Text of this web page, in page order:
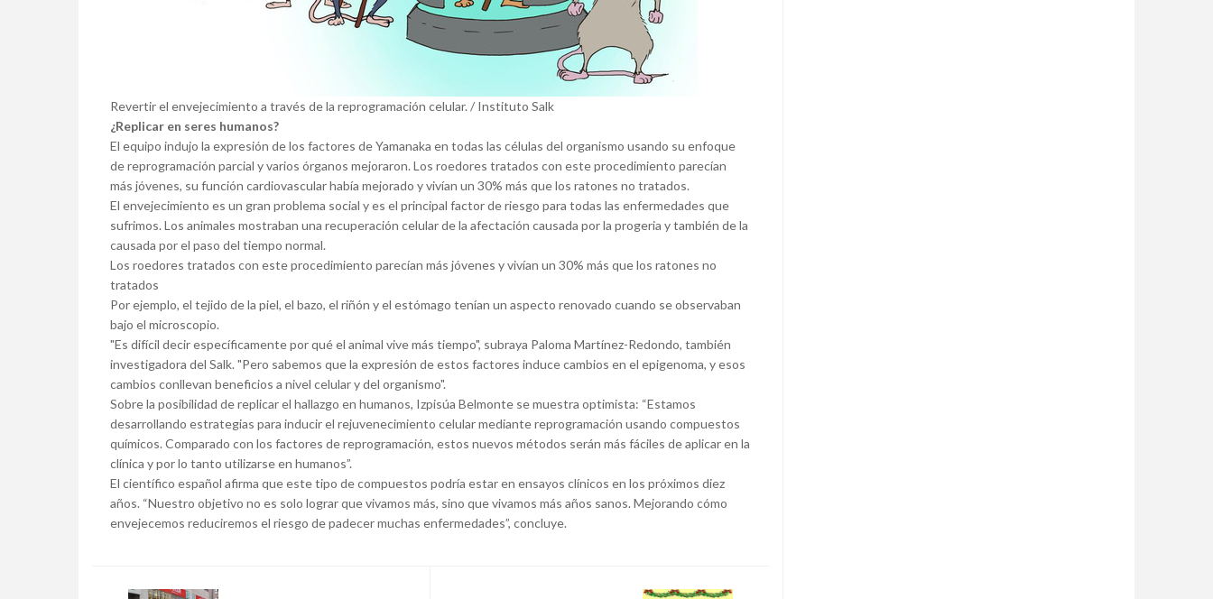
Revertir el envejecimiento a través de la reprogramación celular. / Instituto Salk
¿Replicar en seres humanos?
El equipo indujo la expresión de los factores de Yamanaka en todas las células del organismo usando su enfoque
de reprogramación parcial y varios órganos mejoraron. Los roedores tratados con este procedimiento parecían
más jóvenes, su función cardiovascular había mejorado y vivían un 30% más que los ratones no tratados.
El envejecimiento es un gran problema social y es el principal factor de riesgo para todas las enfermedades que
sufrimos. Los animales mostraban una recuperación celular de la afectación causada por la progeria y también de la
causada por el paso del tiempo normal.
Los roedores tratados con este procedimiento parecían más jóvenes y vivían un 30% más que los ratones no
tratados
Por ejemplo, el tejido de la piel, el bazo, el riñón y el estómago tenían un aspecto renovado cuando se observaban
bajo el microscopio.
"Es difícil decir específicamente por qué el animal vive más tiempo", subraya Paloma Martínez-Redondo, también
investigadora del Salk. "Pero sabemos que la expresión de estos factores induce cambios en el epigenoma, y esos
cambios conllevan beneficios a nivel celular y del organismo".
Sobre la posibilidad de replicar el hallazgo en humanos, Izpisúa Belmonte se muestra optimista: “Estamos
desarrollando estrategias para inducir el rejuvenecimiento celular mediante reprogramación usando compuestos
químicos. Comparado con los factores de reprogramación, estos nuevos métodos serán más fáciles de aplicar en la
clínica y por lo tanto utilizarse en humanos”.
El científico español afirma que este tipo de compuestos podría estar en ensayos clínicos en los próximos diez
años. “Nuestro objetivo no es solo lograr que vivamos más, sino que vivamos más años sanos. Mejorando cómo
envejecemos reduciremos el riesgo de padecer muchas enfermedades”, concluye.